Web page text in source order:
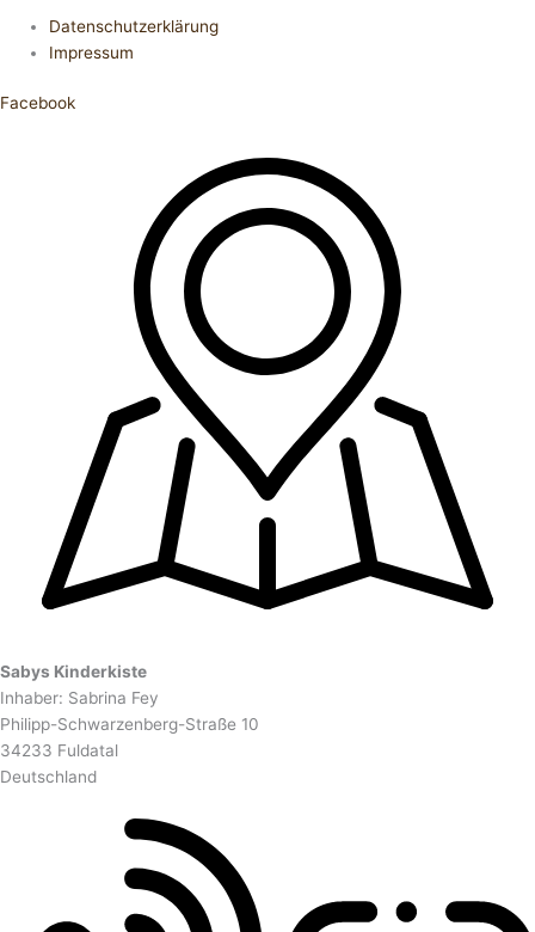
Datenschutzerklärung
Impressum
Facebook
Sabys Kinderkiste
Inhaber: Sabrina Fey
Philipp-Schwarzenberg-Straße 10
34233 Fuldatal
Deutschland